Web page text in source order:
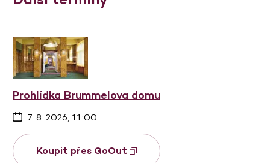
Prohlídka Brummelova domu
7. 8. 2026, 11:00
Koupit přes GoOut